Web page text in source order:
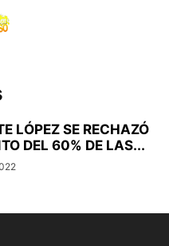
LÓPEZ SE RECHAZÓ
DEL 60% DE LAS...